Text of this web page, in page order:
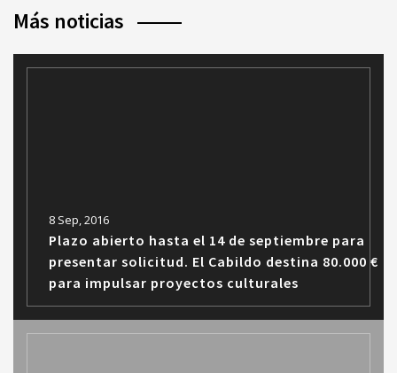
Más noticias
8 Sep, 2016
Plazo abierto hasta el 14 de septiembre para
presentar solicitud. El Cabildo destina 80.000 €
para impulsar proyectos culturales